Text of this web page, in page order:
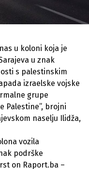
u koloni koja je
u znak
s palestinskim
izraelske vojske
grupe
Palestine”, brojni
naselju Ilidža,
vozila
podrške
on Raport.ba –